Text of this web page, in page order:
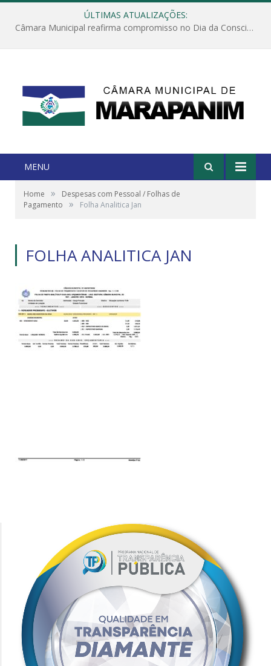
ÚLTIMAS ATUALIZAÇÕES:
Câmara Municipal reafirma compromisso no Dia da Consciência Negra: dignidade, respeito e equidade
MENU
Home »
Despesas com Pessoal / Folhas de
Pagamento
» Folha Analitica Jan
FOLHA ANALITICA JAN